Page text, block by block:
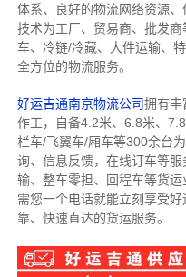
体系、良好的物流网络资源
技术为工厂、贸易商、批发
车、冷链/冷藏、大件运输、
全方位的物流服务。
好运吉通南京物流公司拥有丰
作工，自备4.2米、6.8米、
栏车/飞翼车/厢车等300余台
询、信息反馈，在线订车等服
输、整车零担、回程车等货运
需您一个电话就能立刻享受
靠、快速直达的货运服务。